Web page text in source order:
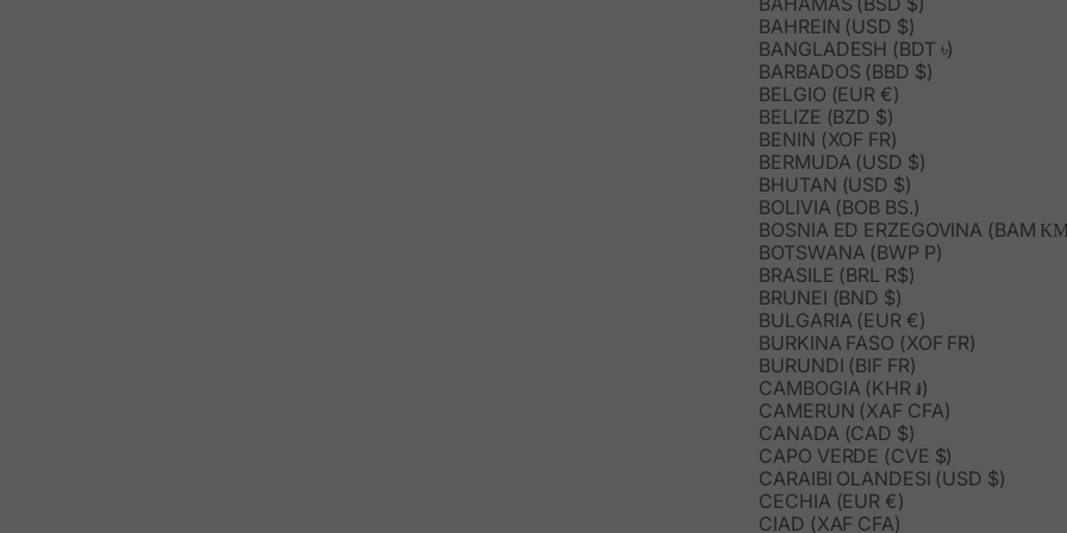
BAHREIN (USD $)
BANGLADESH (BDT ৳)
BARBADOS (BBD $)
BELGIO (EUR €)
BELIZE (BZD $)
BENIN (XOF FR)
BERMUDA (USD $)
BHUTAN (USD $)
BOLIVIA (BOB BS.)
BOSNIA ED ERZEGOVINA (BAM
BOTSWANA (BWP P)
BRASILE (BRL R$)
BRUNEI (BND $)
BULGARIA (EUR €)
BURKINA FASO (XOF FR)
BURUNDI (BIF FR)
CAMBOGIA (KHR ៛)
CAMERUN (XAF CFA)
CANADA (CAD $)
CAPO VERDE (CVE $)
CARAIBI OLANDESI (USD $)
CECHIA (EUR €)
CIAD (XAF CFA)